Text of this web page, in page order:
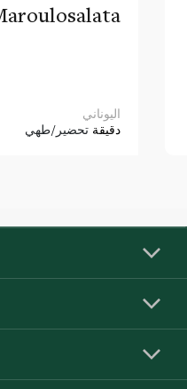
اليوناني
دقيقة تحضير/طهي